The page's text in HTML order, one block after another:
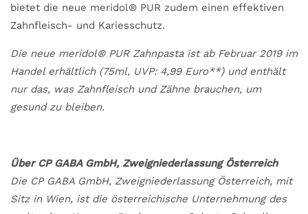
bietet die neue meridol® PUR zudem einen effektiven
Zahnfleisch- und Kariesschutz.
Die neue meridol® PUR Zahnpasta ist ab Februar 2019 im
Handel erhältlich (75ml, UVP: 4,99 Euro**) und enthält
nur das, was Zahnfleisch und Zähne brauchen, um
gesund zu bleiben.
Über CP GABA GmbH, Zweigniederlassung Österreich
Die CP GABA GmbH, Zweigniederlassung Österreich, mit
Sitz in Wien, ist die österreichische Unternehmung des